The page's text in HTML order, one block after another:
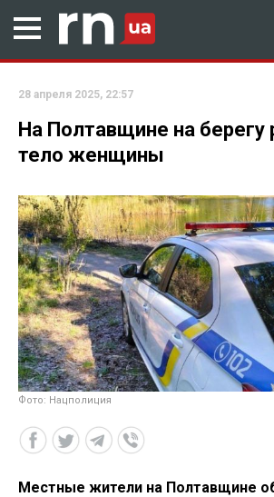
28 апреля 2025, 22:57
На Полтавщине на берегу
тело женщины
Фото: Нацполиция
Местные жители на Полтавщине